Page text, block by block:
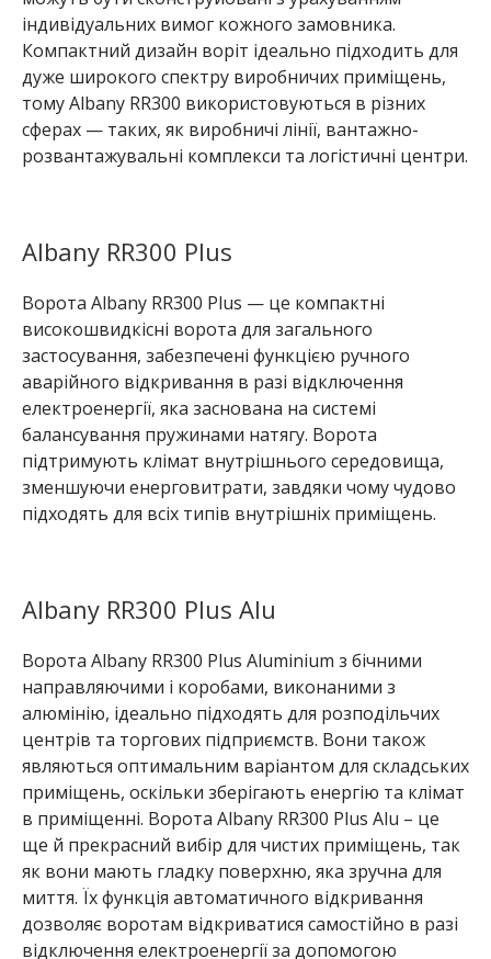
індивідуальних вимог кожного замовника.
Компактний дизайн воріт ідеально підходить для
дуже широкого спектру виробничих приміщень,
тому Albany RR300 використовуються в різних
сферах — таких, як виробничі лінії, вантажно-
розвантажувальні комплекси та логістичні центри.
Albany RR300 Plus
Ворота Albany RR300 Plus — це компактні
високошвидкісні ворота для загального
застосування, забезпечені функцією ручного
аварійного відкривання в разі відключення
електроенергії, яка заснована на системі
балансування пружинами натягу. Ворота
підтримують клімат внутрішнього середовища,
зменшуючи енерговитрати, завдяки чому чудово
підходять для всіх типів внутрішніх приміщень.
Albany RR300 Plus Alu
Ворота Albany RR300 Plus Aluminium з бічними
направляючими і коробами, виконаними з
алюмінію, ідеально підходять для розподільчих
центрів та торгових підприємств. Вони також
являються оптимальним варіантом для складських
приміщень, оскільки зберігають енергію та клімат
в приміщенні. Ворота Albany RR300 Plus Alu – це
ще й прекрасний вибір для чистих приміщень, так
як вони мають гладку поверхню, яка зручна для
миття. Їх функція автоматичного відкривання
дозволяє воротам відкриватися самостійно в разі
відключення електроенергії за допомогою